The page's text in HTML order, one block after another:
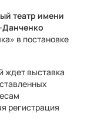
театр имени
Данченко
в постановке
ждет выставка
регистрация